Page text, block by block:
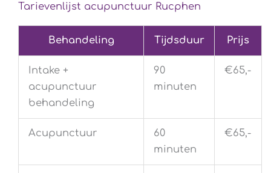
Tarievenlijst acupunctuur Rucphen
Behandeling Tijdsduur Prijs
Intake +
acupunctuur
behandeling
90
minuten
€65,-
Acupunctuur
60
minuten
€65,-